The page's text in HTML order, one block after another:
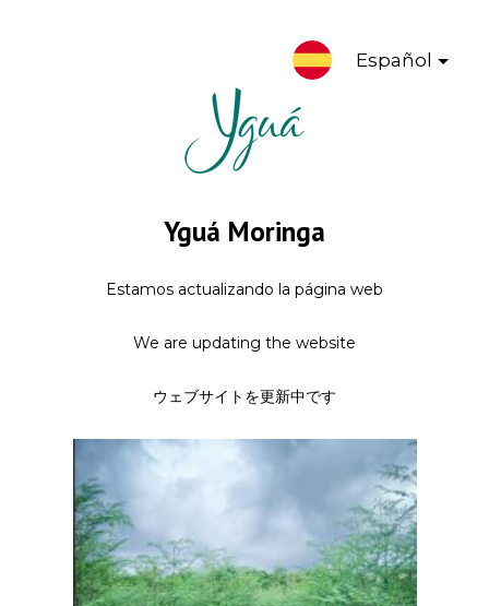
Español
Yguá Moringa
Estamos actualizando la página web
We are updating the website
ウェブサイトを更新中です